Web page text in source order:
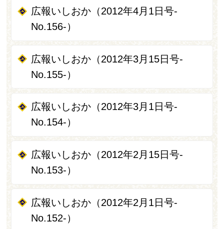
広報いしおか（2012年4月1日号-
No.156-）
広報いしおか（2012年3月15日号-
No.155-）
広報いしおか（2012年3月1日号-
No.154-）
広報いしおか（2012年2月15日号-
No.153-）
広報いしおか（2012年2月1日号-
No.152-）